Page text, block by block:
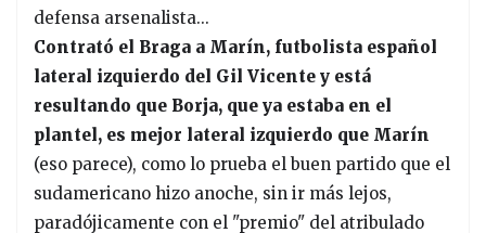
defensa arsenalista...
Contrató el Braga a Marín, futbolista español
lateral izquierdo del Gil Vicente y está
resultando que Borja, que ya estaba en el
plantel, es mejor lateral izquierdo que Marín
(eso parece), como lo prueba el buen partido que el
sudamericano hizo anoche, sin ir más lejos,
paradójicamente con el "premio" del atribulado